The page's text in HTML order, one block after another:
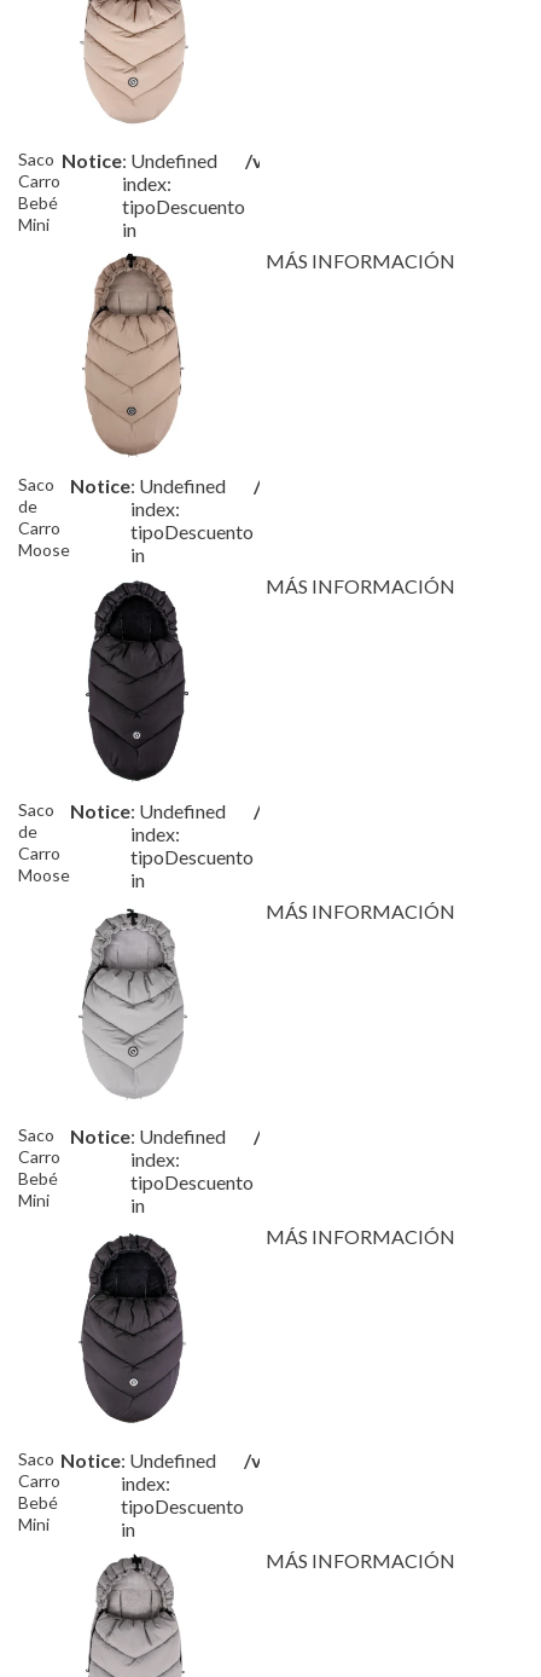
Saco
Carro
Bebé
Mini
Notice: Undefined
index:
tipoDescuento
in
/var/www/tutete/storage/
Saco
de
Carro
Moose
Notice: Undefined
index:
tipoDescuento
in
/var/www/tutete/storage/
MÁS INFORMACIÓN
Saco
de
Carro
Moose
Notice: Undefined
index:
tipoDescuento
in
/var/www/tutete/storage/
MÁS INFORMACIÓN
Saco
Carro
Bebé
Mini
Notice: Undefined
index:
tipoDescuento
in
/var/www/tutete/storage/
MÁS INFORMACIÓN
Saco
Carro
Bebé
Mini
Notice: Undefined
index:
tipoDescuento
in
/var/www/tutete/storage/
MÁS INFORMACIÓN
MÁS INFORMACIÓN